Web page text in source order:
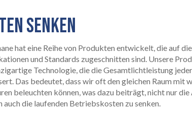
SENKEN
hat eine Reihe von Produkten entwickelt, die auf
und Standards zugeschnitten sind. Unsere
Technologie, die die Gesamtlichtleistung
Das bedeutet, dass wir oft den gleichen Raum mit
beleuchten können, was dazu beiträgt, nicht nur
auch die laufenden Betriebskosten zu senken.